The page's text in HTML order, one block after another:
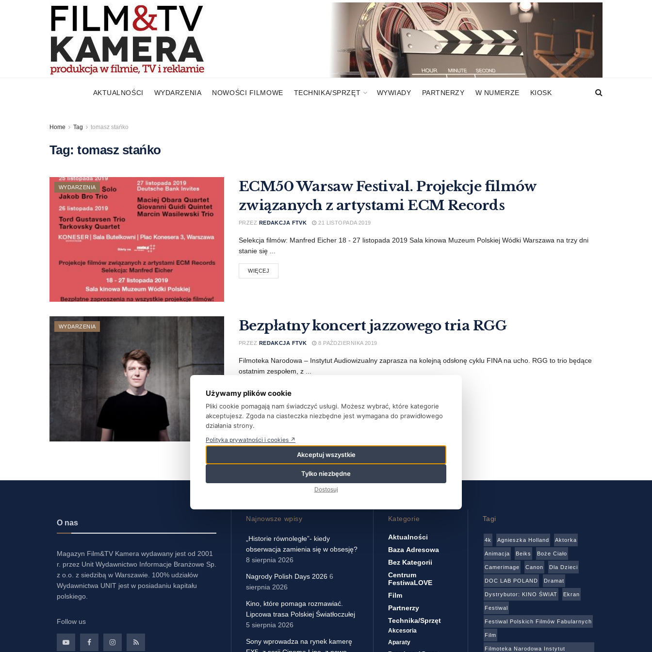
AKTUALNOŚCI WYDARZENIA NOWOŚCI FILMOWE TECHNIKA/SPRZĘT WYWIADY PARTNERZY W NUMERZE KIOSK
Home Tag tomasz stańko
Tag:tomasz stańko
WYDARZENIA
ECM50 Warsaw Festival. Projekcje filmów
związanych z artystami ECM Records
PRZEZ REDAKCJA FTVK 21 LISTOPADA 2019
Selekcja filmów: Manfred Eicher 18 - 27 listopada 2019 Sala kinowa Muzeum Polskiej Wódki Warszawa na trzy dni
stanie się ...
WIĘCEJ
WYDARZENIA Bezpłatny koncert jazzowego tria RGG
PRZEZ REDAKCJA FTVK 8 PAŹDZIERNIKA 2019
Filmoteka Narodowa – Instytut Audiowizualny zaprasza na kolejną odsłonę cyklu FINA na ucho. RGG to trio będące
ostatnim zespołem, z ...
WIĘCEJ
O nas
Magazyn Film&TV Kamera wydawany jest od 2001
r. przez Unit Wydawnictwo Informacje Branżowe Sp.
z o.o. z siedzibą w Warszawie. 100% udziałów
Wydawnictwa UNIT jest w posiadaniu kapitału
polskiego.
Follow us
Najnowsze wpisy
„Historie równoległe”- kiedy
obserwacja zamienia się w obsesję?
8 sierpnia 2026
Nagrody Polish Days 2026 6
sierpnia 2026
Kino, które pomaga rozmawiać.
Lipcowa trasa Polskiej Światłoczułej
5 sierpnia 2026
Sony wprowadza na rynek kamerę
Kategorie
Aktualności
Baza Adresowa
Bez Kategorii
Centrum
FestiwaLOVE
Film
Partnerzy
Technika/sprzęt
Akcesoria
Aparaty
Tagi
4k Agnieszka Holland Aktorka
Animacja Beiks Boże Ciało
Camerimage Canon Dla Dzieci
DOC LAB POLAND Dramat
Dystrybutor: KINO ŚWIAT Ekran
Festiwal
Festiwal Polskich Filmów Fabularnych
Film
Filmoteka Narodowa Instytut
Używamy plików cookie
Pliki cookie pomagają nam świadczyć usługi. Możesz wybrać, które kategorie
akceptujesz. Zgoda na ciasteczka niezbędne jest wymagana do prawidłowego
działania strony.
Polityka prywatności i cookies ↗
Akceptuj wszystkie
Tylko niezbędne
Dostosuj